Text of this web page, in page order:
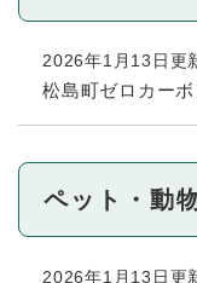
2026年1月13日更
松島町ゼロカー
ペット・動
2026年1月13日更